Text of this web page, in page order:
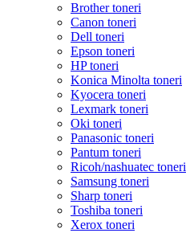
Brother toneri
Canon toneri
Dell toneri
Epson toneri
HP toneri
Konica Minolta toneri
Kyocera toneri
Lexmark toneri
Oki toneri
Panasonic toneri
Pantum toneri
Ricoh/nashuatec toneri
Samsung toneri
Sharp toneri
Toshiba toneri
Xerox toneri